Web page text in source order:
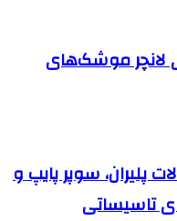
لانچر موشک‌های
پلیران، سوپر پایپ و
تاسیساتی